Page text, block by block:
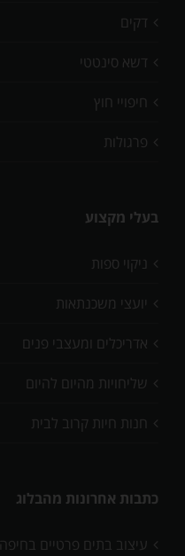
דקים
דשא סינטטי
חיפויי חוץ
פרגולות
בעלי מקצוע
ניקוי ספות
יועצי משכנתאות
אדריכלים ומעצבי פנים
שליחויות מהיום להיום
חנות חיות קרוב לבית
כתבות אחרונות מהבלוג
עיצוב בתים פרטיים בחיפה